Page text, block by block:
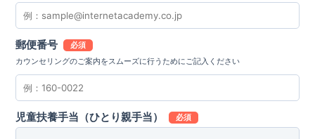
郵便番号
必須
カウンセリングのご案内をスムーズに行うためにご記入ください
児童扶養手当（ひとり親手当） 必須